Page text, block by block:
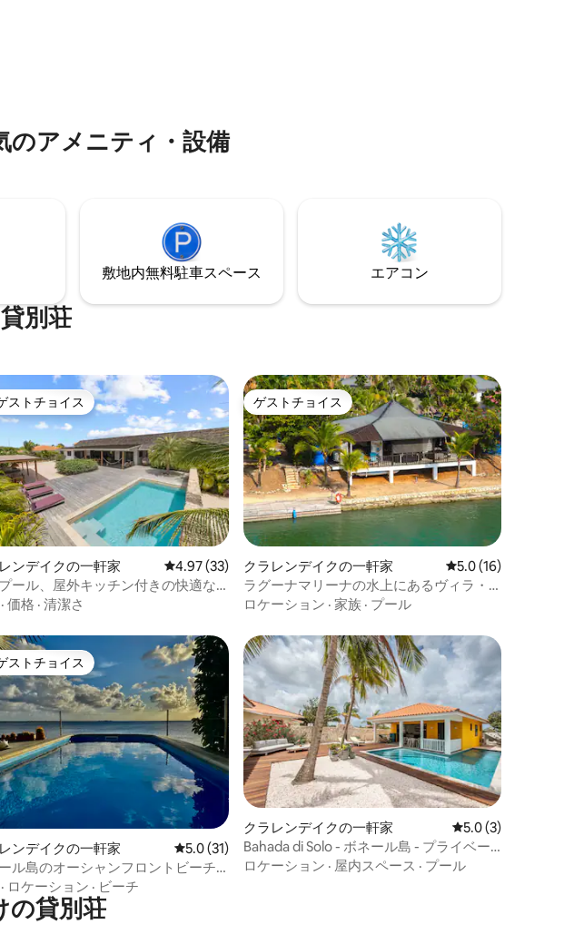
星中5.0つ星の平均評価
のアメニティ・設備
敷地内無料駐⁠車ス⁠ペ⁠ー⁠ス エアコン
別荘
星中4.86つ星の平均評価
評のゲストチョイスです。
ストチョイス
ンデイクの一軒家 レビュー33件、5つ星中4.97つ星の平均評価
4.97 (33)
ール、屋外キッチン付きの快適な
· 価格 · 清潔さ
ゲストチョイス
ゲストチョイス
クラレンデイクの一軒家 レビュー16件、5つ
5.0 (16)
ラグーナマリーナの水上にあるヴィラ・
デ・アグア7
ロケーション · 家族 · プール
星中5.0つ星の平均評価
評のゲストチョイスです。
ストチョイス
ンデイクの一軒家 レビュー31件、5つ星中5.0つ星の平均評価
5.0 (31)
ル島のオーシャンフロントビーチ
KR14
· ロケーション · ビーチ
クラレンデイクの一軒家 レビュー3件、5つ
5.0 (3)
Bahada di Solo - ボネール島 - プライベー
ト豪華ヴィラ
ロケーション · 屋内スペース · プール
の貸別荘